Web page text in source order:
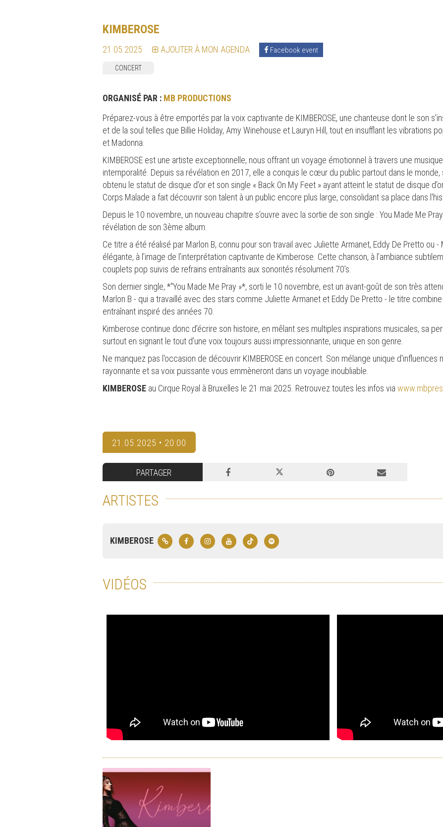
KIMBEROSE
21.05.2025 AJOUTER À MON AGENDA Facebook event
CONCERT
ORGANISÉ PAR : MB PRODUCTIONS
Préparez-vous à être emportés par la voix captivante de KIMBEROSE, une chanteuse dont le son
et de la soul telles que Billie Holiday, Amy Winehouse et Lauryn Hill, tout en insufflant les vibrations
et Madonna.
KIMBEROSE est une artiste exceptionnelle, nous offrant un voyage émotionnel à travers une
intemporalité. Depuis sa révélation en 2017, elle a conquis le cœur du public partout dans le
obtenu le statut de disque d'or et son single « Back On My Feet » ayant atteint le statut de disque
Corps Malade a fait découvrir son talent à un public encore plus large, consolidant sa place dans
Depuis le 10 novembre, un nouveau chapitre s’ouvre avec la sortie de son single : You Made Me
révélation de son 3ème album.
Ce titre a été réalisé par Marlon B, connu pour son travail avec Juliette Armanet, Eddy De Pretto ou
élégante, à l’image de l’interprétation captivante de Kimberose. Cette chanson, à l’ambiance
couplets pop suivis de refrains entraînants aux sonorités résolument 70’s.
Son dernier single, *"You Made Me Pray »*, sorti le 10 novembre, est un avant-goût de son très
Marlon B - qui a travaillé avec des stars comme Juliette Armanet et Eddy De Pretto - le titre
entraînant inspiré des années 70.
Kimberose continue donc d’écrire son histoire, en mêlant ses multiples inspirations musicales, sa
surtout en signant le tout d’une voix toujours aussi impressionnante, unique en son genre.
Ne manquez pas l'occasion de découvrir KIMBEROSE en concert. Son mélange unique d'influences
rayonnante et sa voix puissante vous emmèneront dans un voyage inoubliable.
KIMBEROSE au Cirque Royal à Bruxelles le 21 mai 2025. Retrouvez toutes les infos via
21.05.2025 • 20:00
PARTAGER
ARTISTES
KIMBEROSE
VIDÉOS